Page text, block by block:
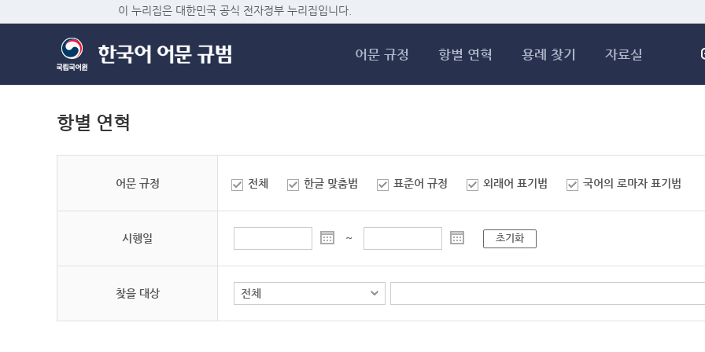
이 누리집은 대한민국 공식 전자정부 누리집입니다.
어문 규정 항별 연혁 용례 찾기 자료실
항별 연혁
어문 규정 전체 한글 맞춤법 표준어 규정 외래어 표기법 국어의 로마자 표기법
시행일 ~ 초기화
찾을 대상